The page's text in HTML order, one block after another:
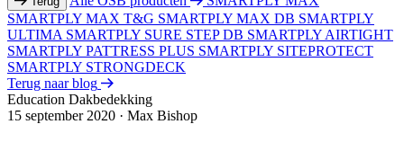
SMARTPLY MAX T&G SMARTPLY MAX DB SMARTPLY
ULTIMA SMARTPLY SURE STEP DB SMARTPLY AIRTIGHT
SMARTPLY PATTRESS PLUS SMARTPLY SITEPROTECT
SMARTPLY STRONGDECK
Terug naar blog
Education Dakbedekking
15 september 2020 · Max Bishop